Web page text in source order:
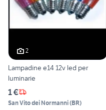
2
Lampadine e14 12v led per
luminarie
1 €
San Vito dei Normanni(BR)